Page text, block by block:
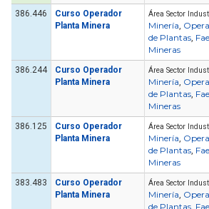
386.446
Curso Operador
Planta Minera
Área Sector
Minería,
de Plantas,
Mineras
386.244
Curso Operador
Planta Minera
Área Sector
Minería,
de Plantas,
Mineras
386.125
Curso Operador
Planta Minera
Área Sector
Minería,
de Plantas,
Mineras
383.483
Curso Operador
Planta Minera
Área Sector
Minería,
de Plantas